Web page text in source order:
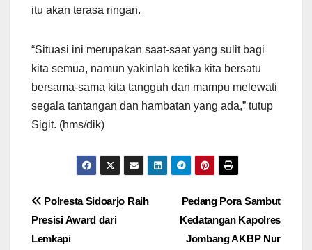
itu akan terasa ringan.
“Situasi ini merupakan saat-saat yang sulit bagi
kita semua, namun yakinlah ketika kita bersatu
bersama-sama kita tangguh dan mampu melewati
segala tantangan dan hambatan yang ada,” tutup
Sigit. (hms/dik)
Navigasi
pos
Pedang Pora Sambut
Kedatangan Kapolres
Jombang AKBP Nur
Polresta Sidoarjo Raih
Presisi Award dari
Lemkapi